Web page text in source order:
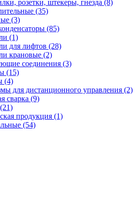
розетки, штекеры, гнезда (8)
(35)
(3)
(85)
(1)
для лифтов (28)
крановые (2)
соединения (3)
(15)
(4)
для дистанционного управления (2)
сварка (9)
продукция (1)
(54)